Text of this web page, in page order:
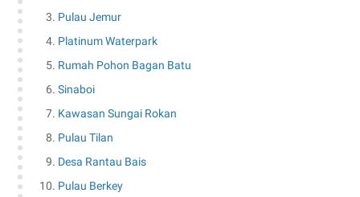
Pulau Jemur
Platinum Waterpark
Rumah Pohon Bagan Batu
Sinaboi
Kawasan Sungai Rokan
Pulau Tilan
Desa Rantau Bais
Pulau Berkey